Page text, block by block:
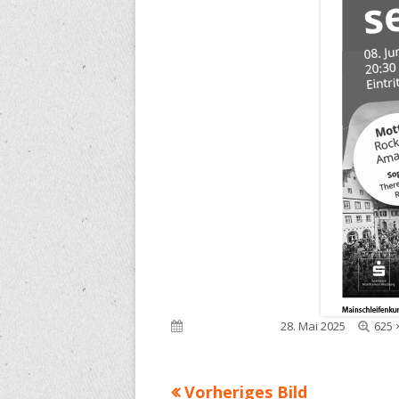
Veröffentlicht am28. Mai 2025
Volle
625
Vorheriges Bild